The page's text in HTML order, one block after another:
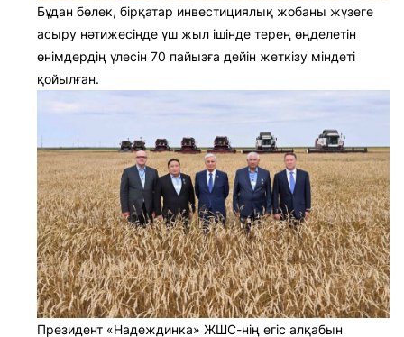
Бұдан бөлек, бірқатар инвестициялық жобаны жүзеге
асыру нәтижесінде үш жыл ішінде терең өңделетін
өнімдердің үлесін 70 пайызға дейін жеткізу міндеті
қойылған.
Президент «Надеждинка» ЖШС-нің егіс алқабын